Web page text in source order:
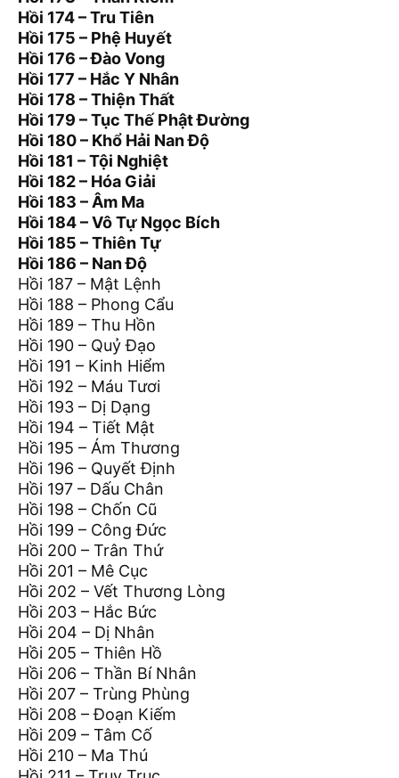
Hồi 174 – Tru Tiên
Hồi 175 – Phệ Huyết
Hồi 176 – Đào Vong
Hồi 177 – Hắc Y Nhân
Hồi 178 – Thiện Thất
Hồi 179 – Tục Thế Phật Đường
Hồi 180 – Khổ Hải Nan Độ
Hồi 181 – Tội Nghiệt
Hồi 182 – Hóa Giải
Hồi 183 – Âm Ma
Hồi 184 – Vô Tự Ngọc Bích
Hồi 185 – Thiên Tự
Hồi 186 – Nan Độ
Hồi 187 – Mật Lệnh
Hồi 188 – Phong Cẩu
Hồi 189 – Thu Hồn
Hồi 190 – Quỷ Đạo
Hồi 191 – Kinh Hiểm
Hồi 192 – Máu Tươi
Hồi 193 – Dị Dạng
Hồi 194 – Tiết Mật
Hồi 195 – Ám Thương
Hồi 196 – Quyết Định
Hồi 197 – Dấu Chân
Hồi 198 – Chốn Cũ
Hồi 199 – Công Đức
Hồi 200 – Trân Thứ
Hồi 201 – Mê Cục
Hồi 202 – Vết Thương Lòng
Hồi 203 – Hắc Bức
Hồi 204 – Dị Nhân
Hồi 205 – Thiên Hồ
Hồi 206 – Thần Bí Nhân
Hồi 207 – Trùng Phùng
Hồi 208 – Đoạn Kiếm
Hồi 209 – Tâm Cố
Hồi 210 – Ma Thú